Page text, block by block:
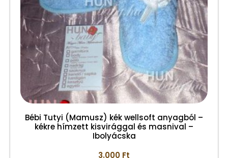
Bébi Tutyi (Mamusz) kék wellsoft anyagból –
kékre hímzett kisvirággal és masnival –
Ibolyácska
3.000 Ft